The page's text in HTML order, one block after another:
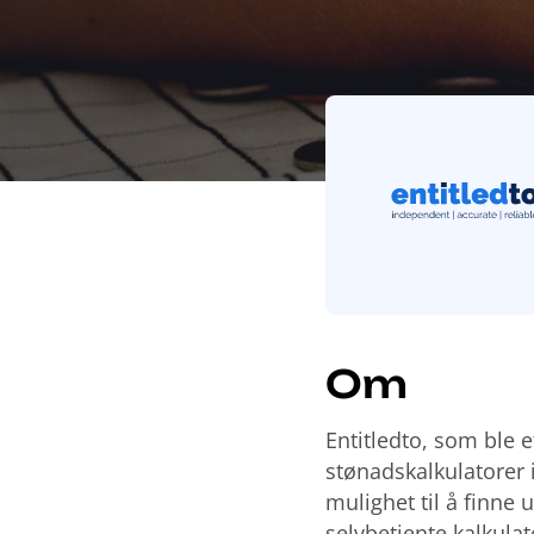
Om
Entitledto, som ble
mulighet til å finne